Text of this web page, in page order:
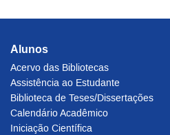
Alunos
Acervo das Bibliotecas
Assistência ao Estudante
Biblioteca de Teses/Dissertações
Calendário Acadêmico
Iniciação Científica